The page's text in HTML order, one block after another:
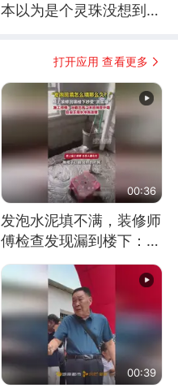
本以为是个灵珠没想到是
打开应用 查看更多
00:36
发泡水泥填不满，装修师
傅检查发现漏到楼下：出
风口未延伸到外墙
00:39